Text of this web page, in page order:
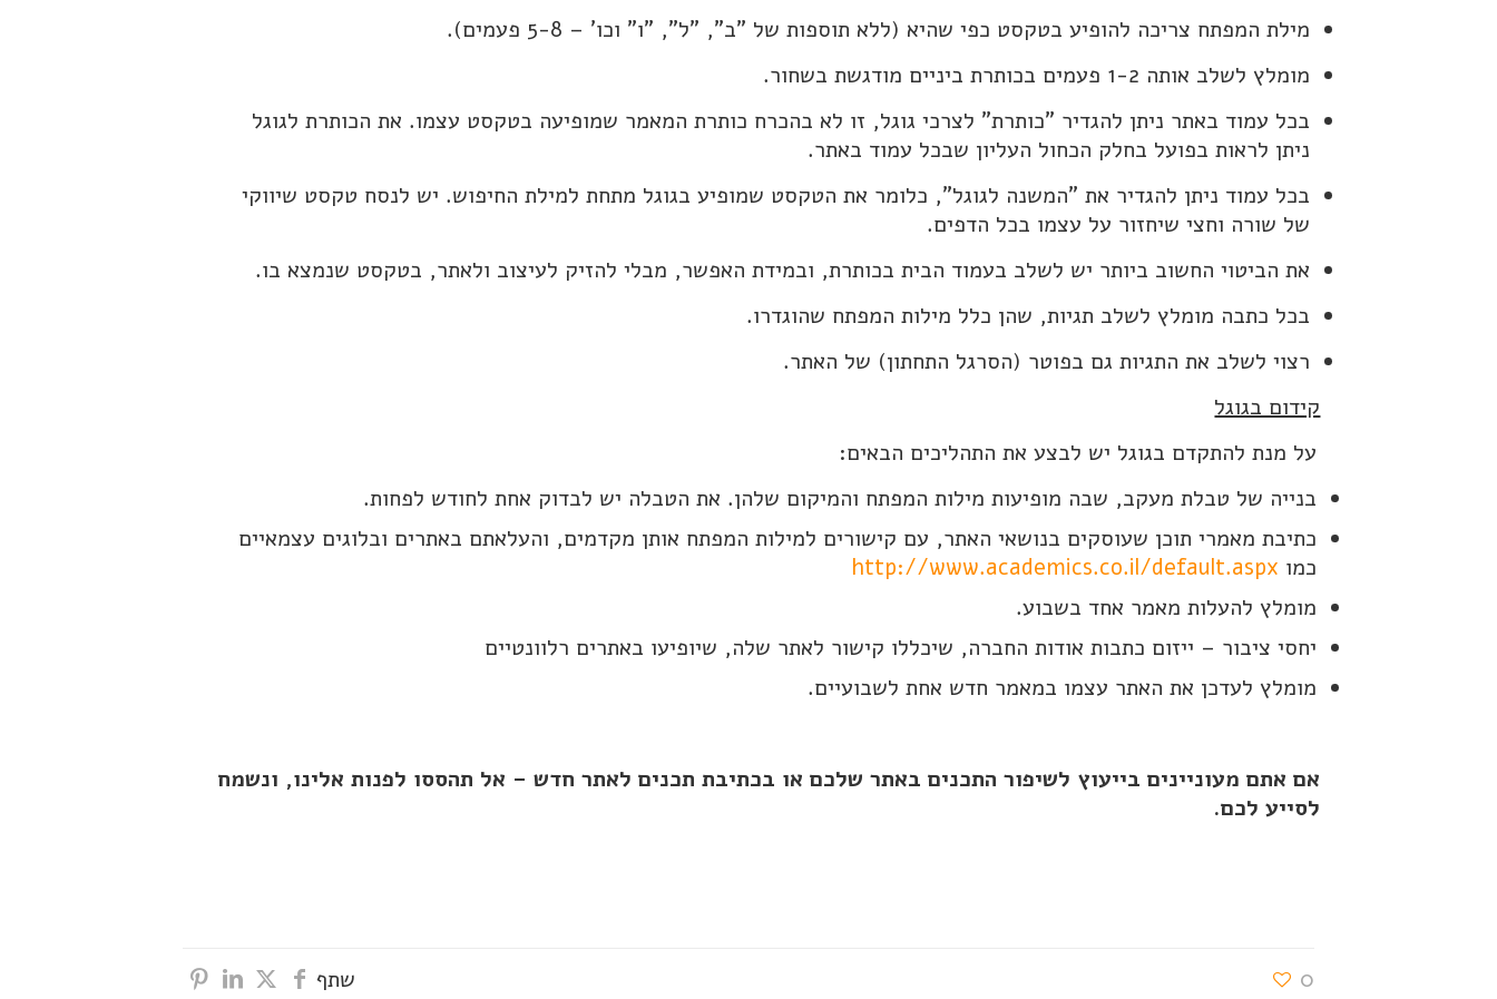
מילת המפתח צריכה להופיע בטקסט כפי שהיא (ללא תוספות של "ב", "ל", "ו" וכו' – 5-8 פעמים).
מומלץ לשלב אותה 1-2 פעמים בכותרת ביניים מודגשת בשחור.
בכל עמוד באתר ניתן להגדיר "כותרת" לצרכי גוגל, זו לא בהכרח כותרת המאמר שמופיעה בטקסט עצמו. את הכותרת לגוגל
ניתן לראות בפועל בחלק הכחול העליון שבכל עמוד באתר.
בכל עמוד ניתן להגדיר את "המשנה לגוגל", כלומר את הטקסט שמופיע בגוגל מתחת למילת החיפוש. יש לנסח טקסט שיווקי
של שורה וחצי שיחזור על עצמו בכל הדפים.
את הביטוי החשוב ביותר יש לשלב בעמוד הבית בכותרת, ובמידת האפשר, מבלי להזיק לעיצוב ולאתר, בטקסט שנמצא בו.
בכל כתבה מומלץ לשלב תגיות, שהן כלל מילות המפתח שהוגדרו.
רצוי לשלב את התגיות גם בפוטר (הסרגל התחתון) של האתר.
קידום בגוגל
על מנת להתקדם בגוגל יש לבצע את התהליכים הבאים:
בנייה של טבלת מעקב, שבה מופיעות מילות המפתח והמיקום שלהן. את הטבלה יש לבדוק אחת לחודש לפחות.
כתיבת מאמרי תוכן שעוסקים בנושאי האתר, עם קישורים למילות המפתח אותן מקדמים, והעלאתם באתרים ובלוגים עצמאיים
כמו http://www.academics.co.il/default.aspx
מומלץ להעלות מאמר אחד בשבוע.
יחסי ציבור – ייזום כתבות אודות החברה, שיכללו קישור לאתר שלה, שיופיעו באתרים רלוונטיים
מומלץ לעדכן את האתר עצמו במאמר חדש אחת לשבועיים.
אם אתם מעוניינים בייעוץ לשיפור התכנים באתר שלכם או בכתיבת תכנים לאתר חדש – אל תהססו לפנות אלינו, ונשמח
לסייע לכם.
שתף 0